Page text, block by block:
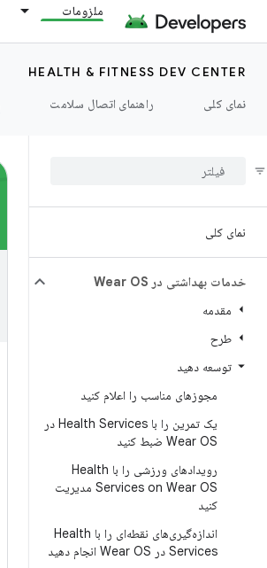
ملزومات
HEALTH & FITNESS DEV CENTER
نمای کلی
راهنمای اتصال سلامت
نمای کلی
خدمات بهداشتی در Wear OS
مقدمه
طرح
توسعه دهید
مجوزهای مناسب را اعلام کنید
یک تمرین را با Health Services در
Wear OS ضبط کنید
رویدادهای ورزشی را با Health
Services on Wear OS مدیریت
کنید
اندازه‌گیری‌های نقطه‌ای را با Health
Services در Wear OS انجام دهید